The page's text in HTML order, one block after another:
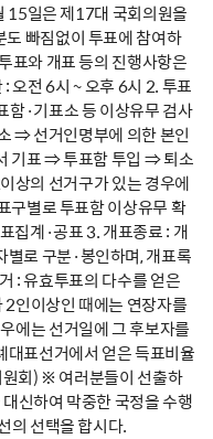
일은 제17대 국회의원을
빠짐없이 투표에 참여하
표와 개표 등의 진행사항은
오전 6시 ~ 오후 6시 2. 투표
함·기표소 등 이상유무 검사
⇒ 선거인명부에 의한 본인
기표 ⇒ 투표함 투입 ⇒ 퇴소
상의 선거구가 있는 경우에
구별로 투표함 이상유무 확
계·공표 3. 개표종료 : 개
로 구분·봉인하며, 개표록
: 유효투표의 다수를 얻은
인이상인 때에는 연장자를
에는 선거일에 그 후보자를
대표선거에서 얻은 득표비율
원회) ※ 여러분들이 선출하
신하여 막중한 국정을 수행
의 선택을 합시다.